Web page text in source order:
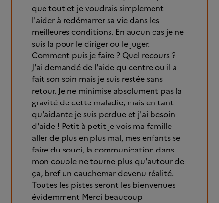
que tout et je voudrais simplement
l'aider à redémarrer sa vie dans les
meilleures conditions. En aucun cas je ne
suis la pour le diriger ou le juger.
Comment puis je faire ? Quel recours ?
J'ai demandé de l'aide qu centre ou il a
fait son soin mais je suis restée sans
retour. Je ne minimise absolument pas la
gravité de cette maladie, mais en tant
qu'aidante je suis perdue et j'ai besoin
d'aide ! Petit à petit je vois ma famille
aller de plus en plus mal, mes enfants se
faire du souci, la communication dans
mon couple ne tourne plus qu'autour de
ça, bref un cauchemar devenu réalité.
Toutes les pistes seront les bienvenues
évidemment Merci beaucoup